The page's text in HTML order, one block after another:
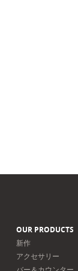
OUR PRODUCTS
新作
アクセサリー